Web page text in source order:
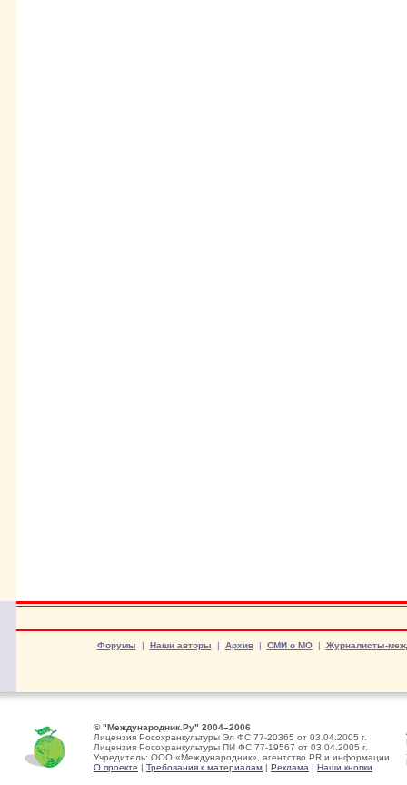
Форумы | Наши авторы | Архив| СМИ о МО| Журналисты-
© "Международник.Ру" 2004–2006
Лицензия Росохранкультуры Эл ФС 77-20365 от 03.04.2005 г.
Лицензия Росохранкультуры ПИ ФС 77-19567 от 03.04.2005 г.
Учредитель: ООО «Международник», агентство PR и информации
О проекте | Требования к материалам | Реклама | Наши кнопки